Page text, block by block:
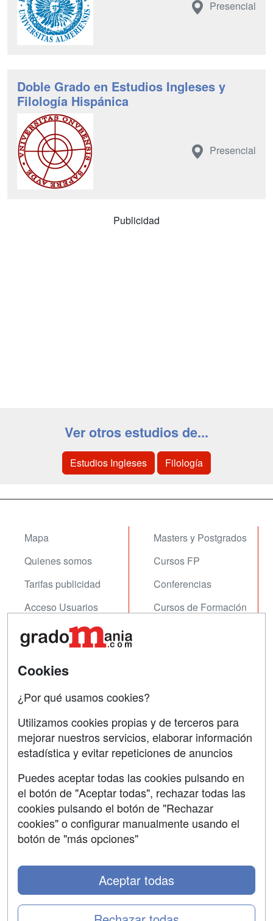
Presencial
Doble Grado en Estudios Ingleses y
Filología Hispánica
Presencial
Publicidad
Ver otros estudios de...
Estudios Ingleses Filología
Mapa
Quienes somos
Tarifas publicidad
Acceso Usuarios
Acceso Centros
Masters y Postgrados
Cursos FP
Conferencias
Cursos de Formación
Contactar
Copyleft
Grupo formazion:
Cookies
¿Por qué usamos cookies?
Utilizamos cookies propias y de terceros para
mejorar nuestros servicios, elaborar información
estadística y evitar repeticiones de anuncios
Puedes aceptar todas las cookies pulsando en
el botón de "Aceptar todas", rechazar todas las
cookies pulsando el botón de "Rechazar
cookies" o configurar manualmente usando el
botón de "más opciones"
Aceptar todas